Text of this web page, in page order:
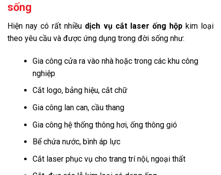
sống
Hiện nay có rất nhiều dịch vụ cắt laser ống hộpkim loại
theo yêu cầu và được ứng dụng trong đời sống như:
Gia công cửa ra vào nhà hoặc trong các khu công
nghiệp
Cắt logo, bảng hiệu, cắt chữ
Gia công lan can, cầu thang
Gia công hệ thống thông hơi, ống thông gió
Bể chứa nước, bình áp lực
Cắt laser phục vụ cho trang trí nội, ngoại thất